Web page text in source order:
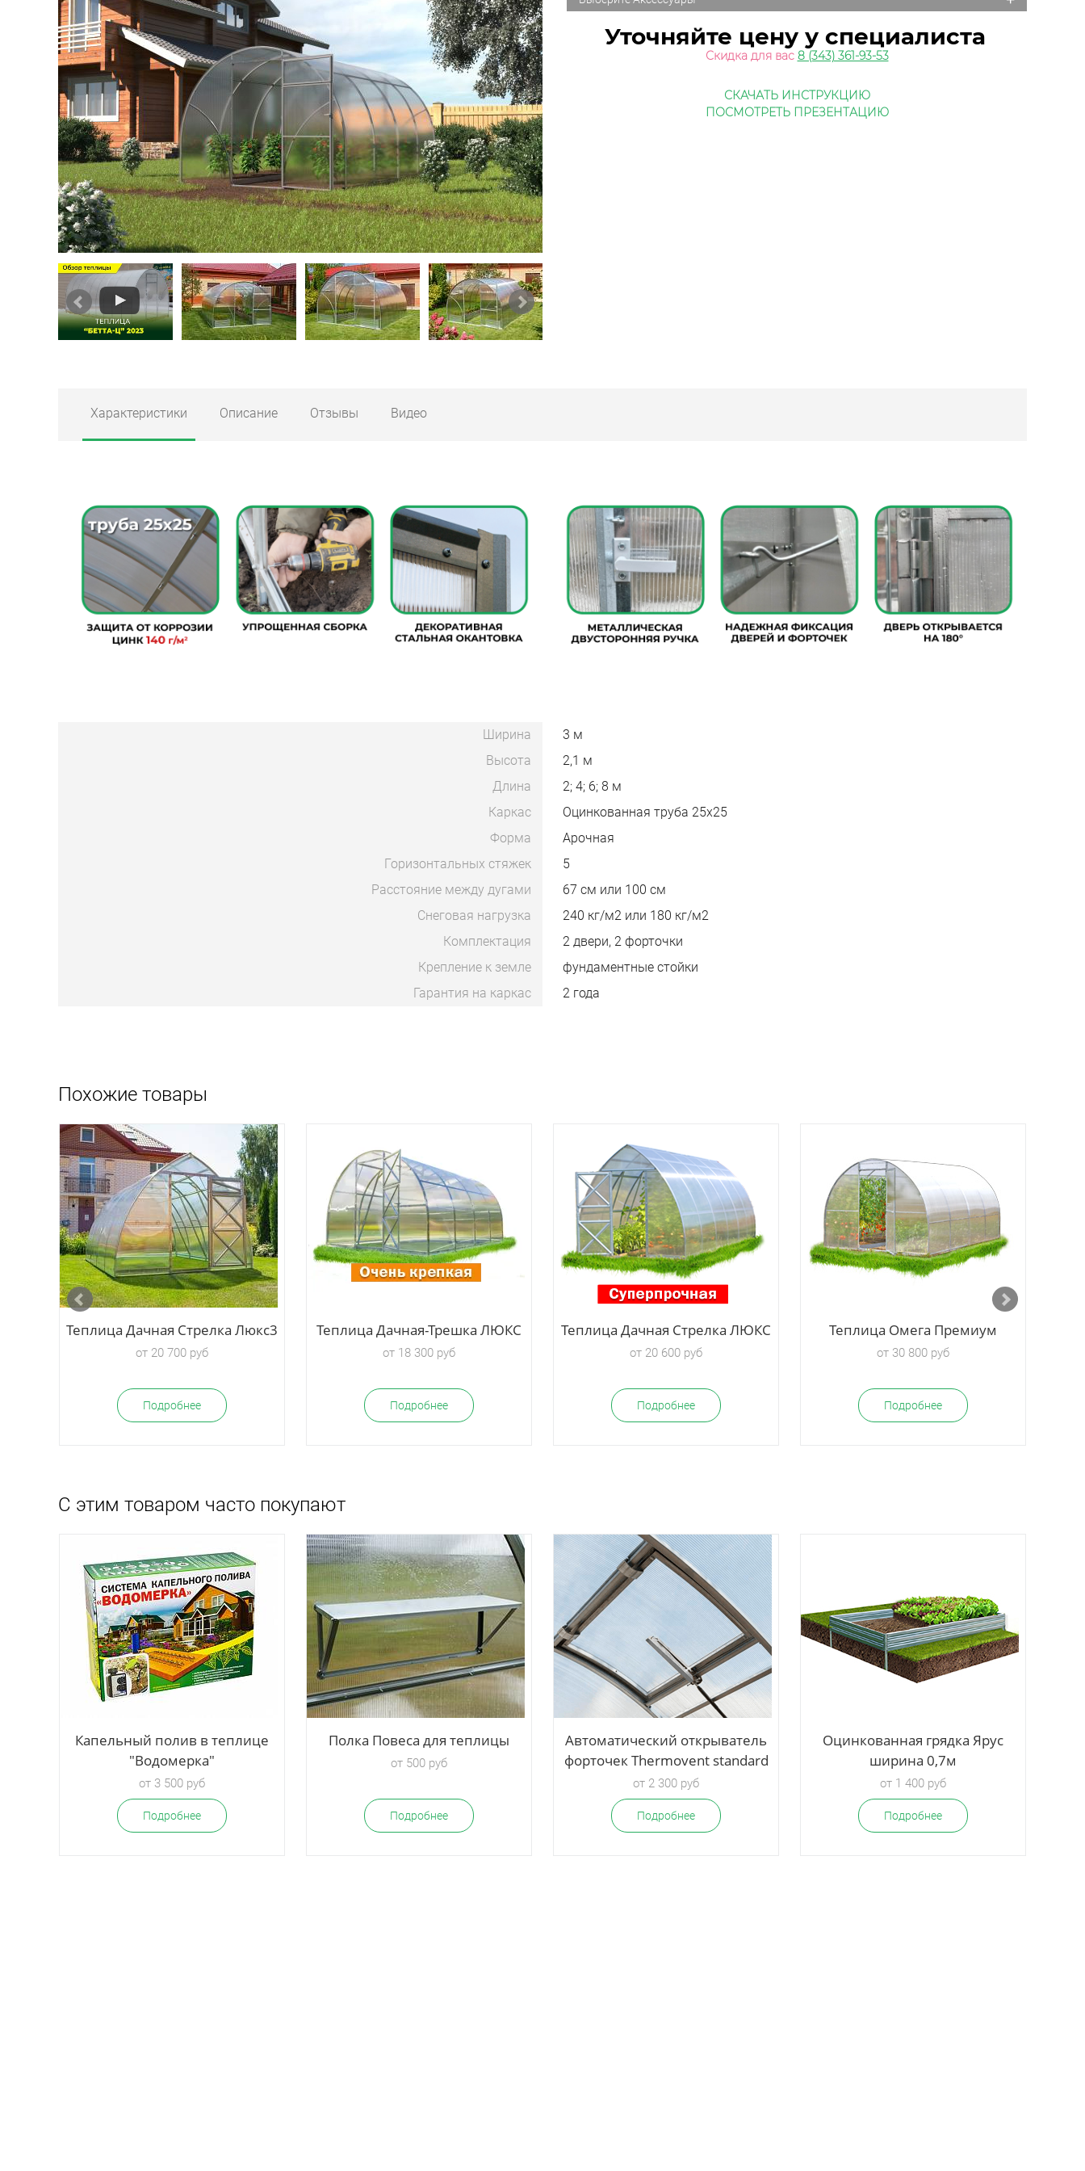
Уточняйте цену у специалиста
Скидка для вас 8 (343) 361-93-53
СКАЧАТЬ ИНСТРУКЦИЮ
ПОСМОТРЕТЬ ПРЕЗЕНТАЦИЮ
Характеристики Описание Отзывы Видео
Ширина
3 м
Высота
2,1 м
Длина
2; 4; 6; 8 м
Каркас
Оцинкованная труба 25х25
Форма
Арочная
Горизонтальных стяжек
5
Расстояние между дугами
67 см или 100 см
Снеговая нагрузка
240 кг/м2 или 180 кг/м2
Комплектация
2 двери, 2 форточки
Крепление к земле
фундаментные стойки
Гарантия на каркас
2 года
Похожие товары
Теплица Дачная Стрелка Люкс3
от 20 700 руб
Подробнее
Теплица Дачная-Трешка ЛЮКС
от 18 300 руб
Подробнее
Теплица Дачная Стрелка ЛЮКС
от 20 600 руб
Подробнее
Теплица Омега Премиум
от 30 800 руб
Подробнее
С этим товаром часто покупают
Капельный полив в теплице
"Водомерка"
от 3 500 руб
Подробнее
Полка Повеса для теплицы
от 500 руб
Подробнее
Автоматический открыватель
форточек Thermovent standard
от 2 300 руб
Подробнее
Оцинкованная грядка Ярус
ширина 0,7м
от 1 400 руб
Подробнее